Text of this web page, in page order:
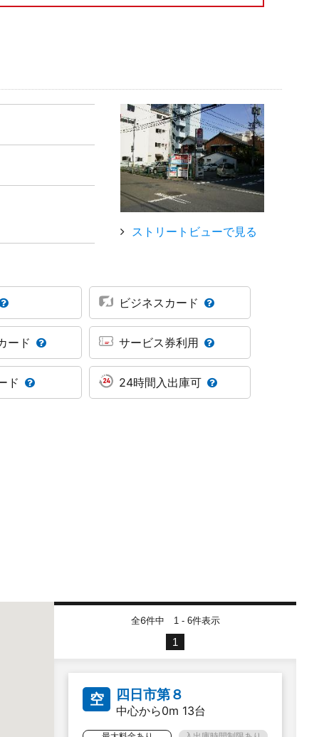
ストリートビューで見る
ビジネスカード
ード サービス券利用
ド 24時間入出庫可
全6件中 1 - 6件表示
1
空 四日市第８
中心から0m 13台